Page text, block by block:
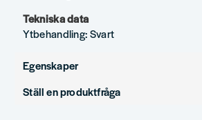
Tekniska data
Ytbehandling: Svart
Egenskaper
Ytbehandling
Ställ en produktfråga